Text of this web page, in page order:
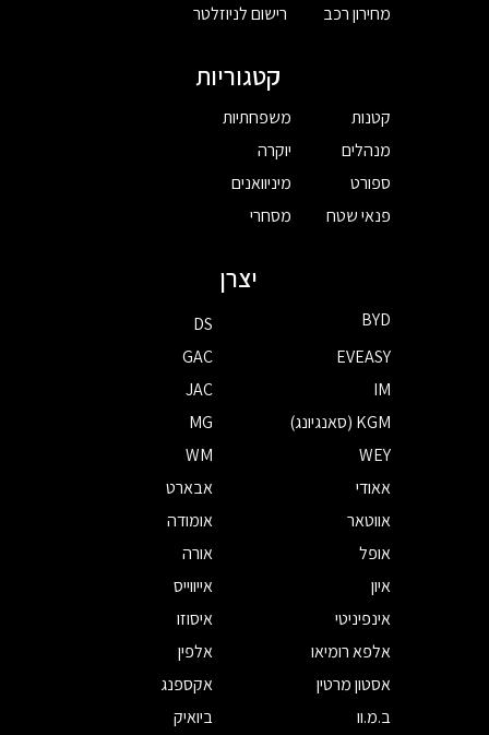
מחירון רכב
רישום לניוזלטר
קטגוריות
קטנות
מנהלים
ספורט
פנאי שטח
משפחתיות
יוקרה
מיניוואנים
מסחרי
יצרן
BYD
DS
EVEASY
GAC
IM
JAC
KGM (סאנגיונג)
MG
WEY
WM
אאודי
אבארט
אווטאר
אומודה
אופל
אורה
איון
אייווייס
אינפיניטי
איסוזו
אלפא רומיאו
אלפין
אסטון מרטין
אקספנג
ב.מ.וו
ביואיק